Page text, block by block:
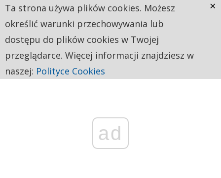
ad
Ta strona używa plików cookies. Możesz
określić warunki przechowywania lub
dostępu do plików cookies w Twojej
przeglądarce. Więcej informacji znajdziesz w
naszej: Polityce Cookies
×